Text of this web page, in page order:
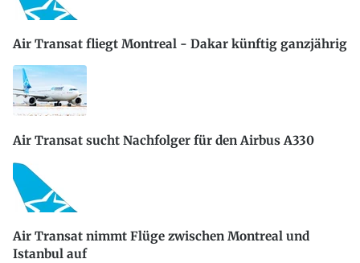
Air Transat fliegt Montreal - Dakar künftig ganzjährig
Air Transat sucht Nachfolger für den Airbus A330
Air Transat nimmt Flüge zwischen Montreal und
Istanbul auf